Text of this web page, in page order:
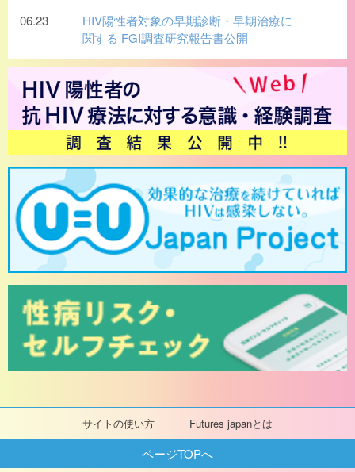
サイトの使い方 Futures japanとは
06.23
HIV陽性者対象の早期診断・早期治療に
関する FGI調査研究報告書公開
ページTOPへ